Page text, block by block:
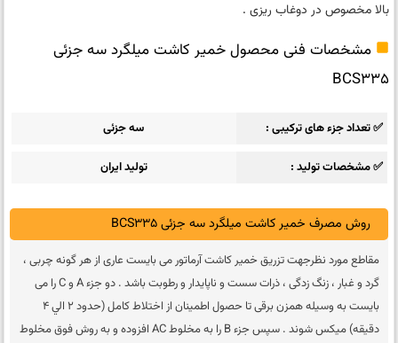
بالا مخصوص در دوغاب ریزی .
مشخصات فنی محصول خمیر کاشت میلگرد سه جزئی
BCS335
✅ تعداد جزء های ترکیبی سه جزئی
✅ مشخصات تولید تولید ایران
روش مصرف خمیر کاشت میلگرد سه جزئی BCS335
مقاطع مورد نظرجهت تزریق خمیر کاشت آرماتور می بایست عاری از هر گونه چربی ،
گرد و غبار ، زنگ زدگی ، ذرات سست و ناپايدار و رطوبت باشد . دو جزء A و C را می
بايست به وسيله همزن برقی تا حصول اطمينان از اختلاط كامل (حدود 2 الي 4
دقيقه) ميكس شوند . سپس جزء B را به مخلوط AC افزوده و به روش فوق مخلوط